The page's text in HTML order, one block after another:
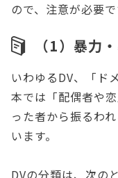
ので、注意が必要で
（1）暴力
いわゆるDV、「ド
本では「配偶者や
った者から振るわ
います。
DVの分類は、次の